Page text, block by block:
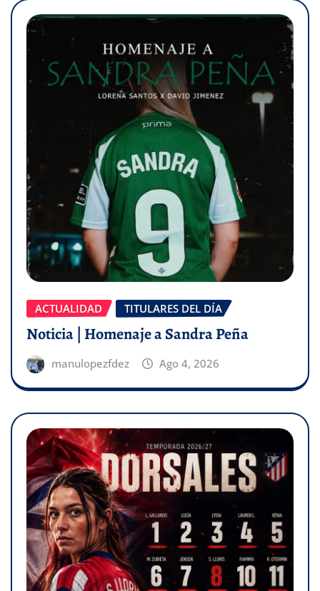
ACTUALIDAD TITULARES DEL DÍA
Noticia | Homenaje a Sandra Peña
manulopezfdez Ago 4, 2026